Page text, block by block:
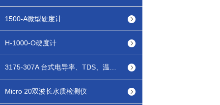
1500-A微型硬度计
H-1000-O硬度计
Micro 20双波长水质检测仪